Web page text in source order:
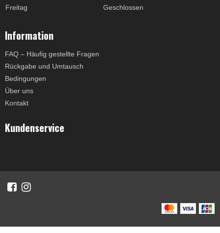
Freitag
Geschlossen
Information
FAQ – Häufig gestellte Fragen
Rückgabe und Umtausch
Bedingungen
Über uns
Kontakt
Kundenservice